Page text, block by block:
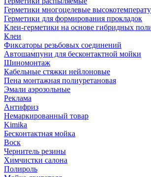
Герметики многоцелевые
Герметики для формирования прокладок
Клеи-герметики на основе гибридных
Клеи
Фиксаторы резьбовых соединений
Автошампуни для бесконтактной мойки
Шиномонтаж
Кабельные стяжки нейлоновые
Пена монтажная полиуретановая
Эмали аэрозольные
Реклама
Антифриз
Немаркированный товар
Kimika
Бесконтактная мойка
Воск
Чернитель резины
Химчистки салона
Полироль